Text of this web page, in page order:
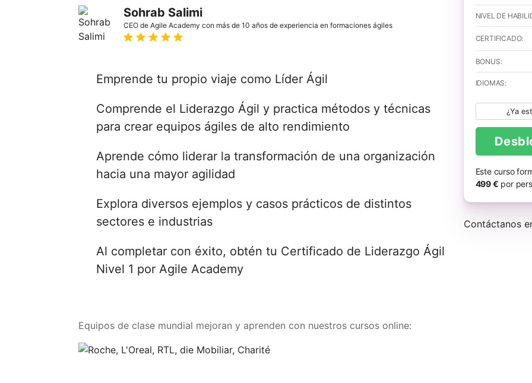
NIVEL DE
CERTIFICADO:
BONUS:
IDIOMAS:
¿Ya
Este curso
499 € por
Contáctanos
Sohrab Salimi
CEO de Agile Academy con más de 10 años de experiencia en formaciones ágiles
Emprende tu propio viaje como Líder Ágil
Comprende el Liderazgo Ágil y practica métodos y técnicas
para crear equipos ágiles de alto rendimiento
Aprende cómo liderar la transformación de una organización
hacia una mayor agilidad
Explora diversos ejemplos y casos prácticos de distintos
sectores e industrias
Al completar con éxito, obtén tu Certificado de Liderazgo Ágil
Nivel 1 por Agile Academy
Equipos de clase mundial mejoran y aprenden con nuestros cursos online: